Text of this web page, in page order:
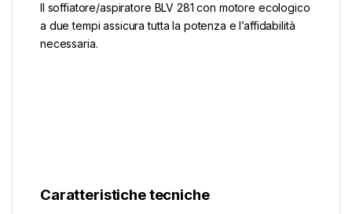
Il soffiatore/aspiratore BLV 281 con motore ecologico
a due tempi assicura tutta la potenza e l’affidabilità
necessaria.
Caratteristiche tecniche